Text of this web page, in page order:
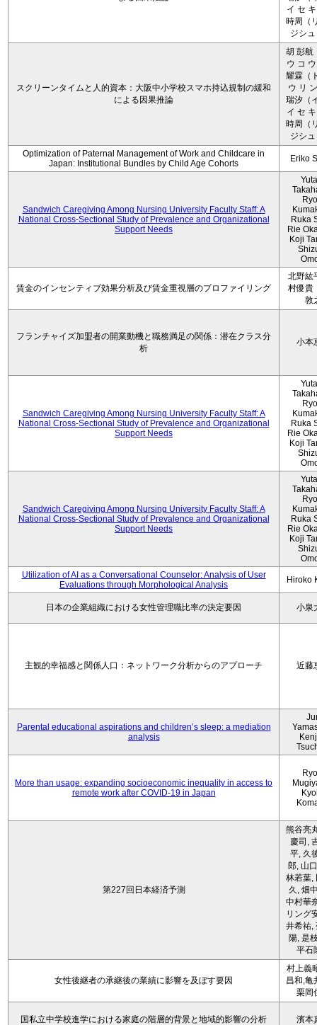
イ セ
時周（
ジシ
スクリーンタイムと人的資本：大阪中小学校スマホ持込規制の緩和
による因果推論
胡 彭航
ウ コ
耀霖（
ウ リ
瑞汐（
イ セ
時周（
ジシ
Optimization of Paternal Management of Work and Childcare in
Japan: Institutional Bundles by Child Age Cohorts
Eriko
Sandwich Caregiving Among Nursing University Faculty Staff: A
National Cross-Sectional Study of Prevalence and Organizational
Support Needs
Ruka
Rie
Koji
賃金のインセンティブ効果分析及び賃金重視層のプロファイリング
北野紘
村優貴
敦
フランチャイズ加盟者の開業動機と職務満足の関係：潜在クラス分
析
小本
Sandwich Caregiving Among Nursing University Faculty Staff: A
National Cross-Sectional Study of Prevalence and Organizational
Support Needs
Ruka
Rie
Koji
Sandwich Caregiving Among Nursing University Faculty Staff: A
National Cross-Sectional Study of Prevalence and Organizational
Support Needs
Ruka
Rie
Koji
Utilization of AI as a Conversational Counselor: Analysis of User
Evaluations through Morphological Analysis
Hiroko
日本の企業組織における女性管理職比率の決定要因 小泉
主観的幸福感と関係人口：ネットワーク分析からのアプローチ 近藤
Parental educational aspirations and children’s sleep: a mediation
analysis
More than usage: expanding socioeconomic inequality in access to
remote work after COVID-19 in Japan
第227回日本経済予測
熊谷亮
慶司,
平, 久
郎, 山
林若葉,
久, 畑
中村華
リング
井希祐,
陽, 是
平石
女性後継者の承継後の業績に影響を及ぼす要因
村上義
昌和,亀
栗岡
国私立中学校進学における家庭の階層的背景と地域的影響の分析 濱本